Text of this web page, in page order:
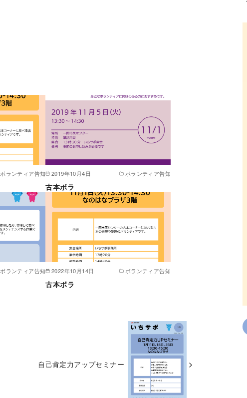
ボランティア告知 2019年10月4日 ボランティア告知
古本ボラ
ボランティア告知 2022年10月14日 ボランティア告知
古本ボラ
自己肯定力アップセミナー